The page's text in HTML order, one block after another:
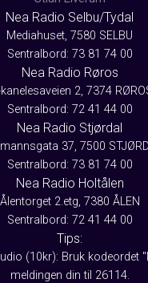
Nea Radio Selbu/Tydal
Mediahuset, 7580 SELBU
Sentralbord: 73 81 74 00
Nea Radio Røros
kanelesaveien 2, 7374
Sentralbord: 72 41 44 00
Nea Radio Stjørdal
37, 7500
Sentralbord: 73 81 74 00
Nea Radio Holtålen
Ålentorget 2.etg, 7380 ÅLEN
Sentralbord: 72 41 44 00
Tips:
(10kr): Bruk kodeordet
meldingen din til 26114.